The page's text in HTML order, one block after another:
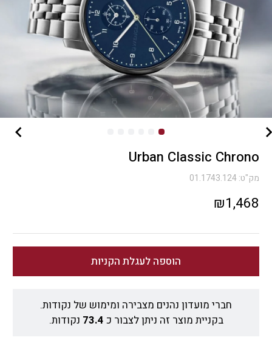
Urban Classic Chrono
מק"ט:01.1743.124
₪1,468
הוספה לעגלת הקניות
חברי מועדון נהנים מצבירה ומימוש של נקודות.
בקניית מוצר זה ניתן לצבור כ 73.4 נקודות.